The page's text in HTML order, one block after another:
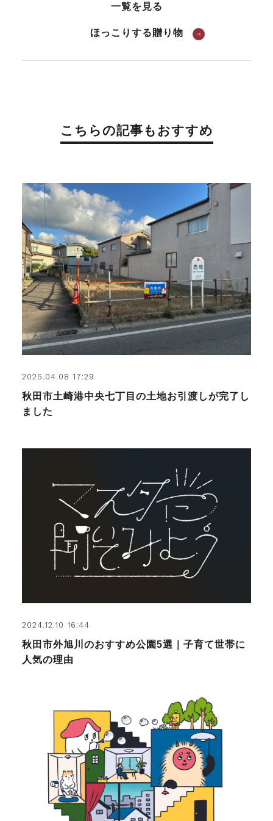
一覧を見る
ほっこりする贈り物
こちらの記事もおすすめ
2025.04.08 17:29
秋田市土崎港中央七丁目の土地お引渡しが完了し
ました
2024.12.10 16:44
秋田市外旭川のおすすめ公園5選｜子育て世帯に
人気の理由